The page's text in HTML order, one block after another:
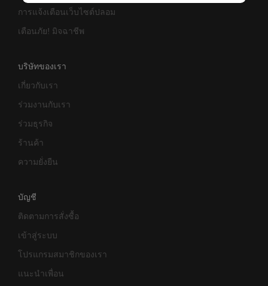
การแจ้งเตือนเว็บไซต์ปลอม
เตือนภัย! มิจฉาชีพ
บริษัทของเรา
เกี่ยวกับเรา
ร่วมงานกับเรา
ร่วมธุรกิจ
ร้านค้า
ความยั่งยืน
บัญชี
ติดตามการสั่งซื้อ
เข้าสู่ระบบ
โปรแกรมสมาชิกของเรา
แนะนำเพื่อน